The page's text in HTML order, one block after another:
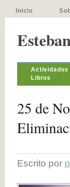
Inicio
Actividades
Libros
25 de
Escrito por